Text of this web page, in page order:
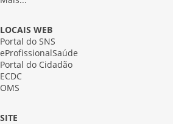
LOCAIS WEB
Portal do SNS
eProfissionalSaúde
Portal do Cidadão
ECDC
OMS
SITE